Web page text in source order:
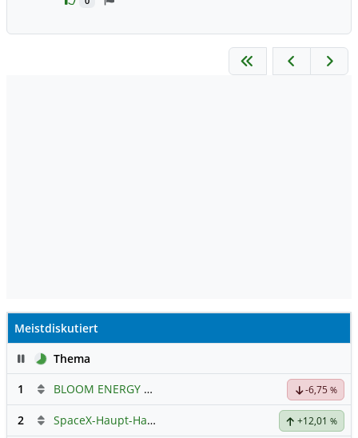
Meistdiskutiert
PauseThema
1
BLOOM ENERGY A -6,75 %
2 SpaceX-Haupt-Hauptforum +12,01 %